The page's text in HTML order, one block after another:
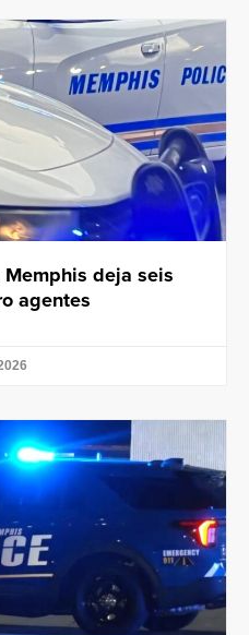
deja seis
agentes